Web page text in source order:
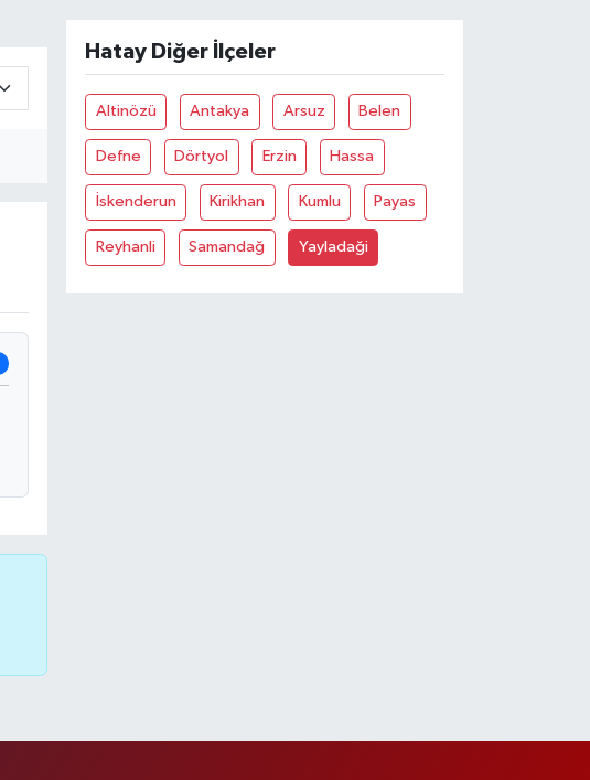
Hatay Diğer İlçeler
Altinözü Antakya Arsuz Belen
Defne Dörtyol Erzin Hassa
İskenderun Kirikhan Kumlu Payas
Reyhanli Samandağ Yayladaği